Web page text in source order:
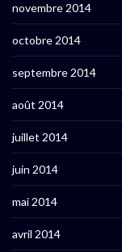
novembre 2014
octobre 2014
septembre 2014
août 2014
juillet 2014
juin 2014
mai 2014
avril 2014